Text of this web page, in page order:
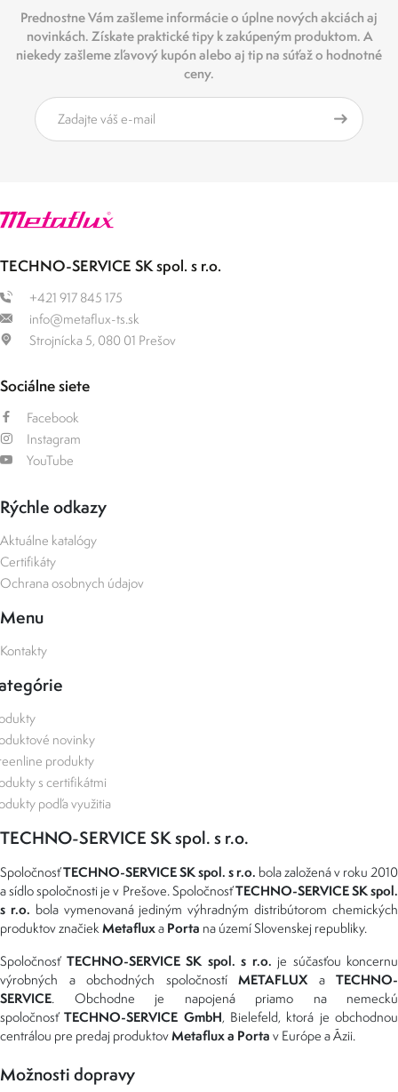
Prednostne Vám zašleme informácie o úplne nových akciách aj
novinkách. Získate praktické tipy k zakúpeným produktom. A
niekedy zašleme zľavový kupón alebo aj tip na súťaž o hodnotné
ceny.
TECHNO-SERVICE SK spol. s r.o.
+421 917 845 175
info@metaflux-ts.sk
Strojnícka 5, 080 01 Prešov
Sociálne siete
Facebook
Instagram
YouTube
Rýchle odkazy
Aktuálne katalógy
Certifikáty
Ochrana osobnych údajov
Menu
Kontakty
novinky
produkty
s certifikátmi
podľa využitia
TECHNO-SERVICE SK spol. s r.o.
SpoločnosťTECHNO-SERVICE SK spol. s r.o. bola založená v roku 2010
a sídlo spoločnosti je v Prešove. SpoločnosťTECHNO-SERVICE SK spol.
s r.o. bola vymenovaná jediným výhradným distribútorom chemických
produktov značiekMetafluxa Porta na území Slovenskej republiky.
Spoločnosť TECHNO-SERVICE SK spol. s r.o. je súčasťou koncernu
výrobných a obchodných spoločností METAFLUXa TECHNO-
SERVICE. Obchodne je napojená priamo na nemeckú
spoločnosťTECHNO-SERVICE GmbH, Bielefeld, ktorá je obchodnou
centrálou pre predaj produktovMetaflux a Porta v Európe a Ázii.
Možnosti dopravy